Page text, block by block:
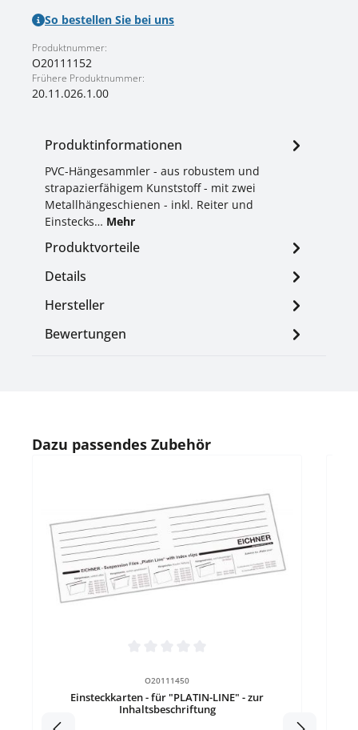
So bestellen Sie bei uns
Produktnummer:
O20111152
Frühere Produktnummer:
20.11.026.1.00
Produktinformationen
PVC-Hängesammler - aus robustem und
strapazierfähigem Kunststoff - mit zwei
Metallhängeschienen - inkl. Reiter und
Einstecks… Mehr
Produktvorteile
Details
Hersteller
Bewertungen
Produktgalerie überspringen
Dazu passendes Zubehör
O20111450
Einsteckkarten - für "PLATIN-LINE" - zur
Inhaltsbeschriftung